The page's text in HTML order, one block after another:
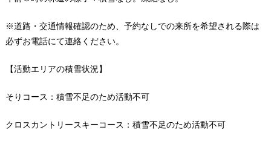
※道路・交通情報確認のため、予約なしでの来所を希望される際は
必ずお電話にて連絡ください。
【活動エリアの積雪状況】
そりコース：積雪不足のため活動不可
クロスカントリースキーコース：積雪不足のため活動不可